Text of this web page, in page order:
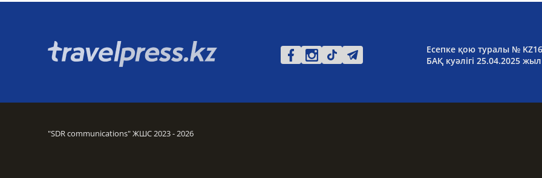
Есепке қою туралы №
БАҚ куәлігі 25.04.2025
"SDR communications" ЖШС 2023 - 2026